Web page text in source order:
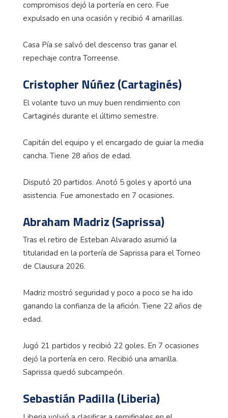
compromisos dejó la portería en cero. Fue
expulsado en una ocasión y recibió 4 amarillas.
Casa Pía se salvó del descenso tras ganar el
repechaje contra Torreense.
Cristopher Núñez (Cartaginés)
El volante tuvo un muy buen rendimiento con
Cartaginés durante el último semestre.
Capitán del equipo y el encargado de guiar la media
cancha. Tiene 28 años de edad.
Disputó 20 partidos. Anotó 5 goles y aportó una
asistencia. Fue amonestado en 7 ocasiones.
Abraham Madriz (Saprissa)
Tras el retiro de Esteban Alvarado asumió la
titularidad en la portería de Saprissa para el Torneo
de Clausura 2026.
Madriz mostró seguridad y poco a poco se ha ido
ganando la confianza de la afición. Tiene 22 años de
edad.
Jugó 21 partidos y recibió 22 goles. En 7 ocasiones
dejó la portería en cero. Recibió una amarilla.
Saprissa quedó subcampeón.
Sebastián Padilla (Liberia)